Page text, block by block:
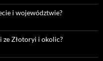
i województwie?
ze Złotoryi i okolic?